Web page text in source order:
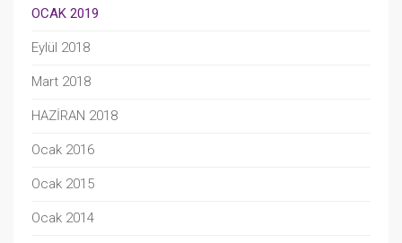
OCAK 2019
Eylül 2018
Mart 2018
HAZİRAN 2018
Ocak 2016
Ocak 2015
Ocak 2014